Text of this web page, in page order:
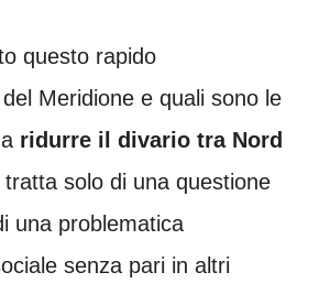
questo rapido
Meridione e quali sono le
ridurre il divario tra Nord
tratta solo di una questione
una problematica
senza pari in altri